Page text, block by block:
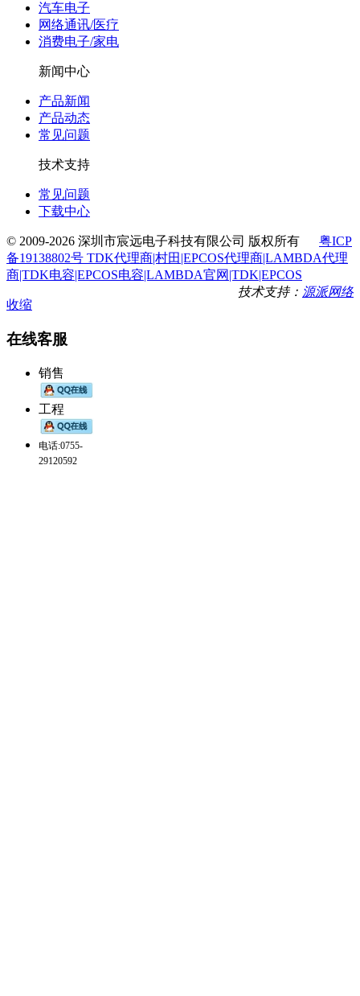
汽车电子
网络通讯/医疗
消费电子/家电
新闻中心
产品新闻
产品动态
常见问题
技术支持
常见问题
下载中心
© 2009-2026 深圳市宸远电子科技有限公司 版权所有 粤ICP
备19138802号 TDK代理商|村田|EPCOS代理商|LAMBDA代理
商|TDK电容|EPCOS电容|LAMBDA官网|TDK|EPCOS
技术支持： 源派网络
收缩
在线客服
销售
工程
电话:0755-
29120592